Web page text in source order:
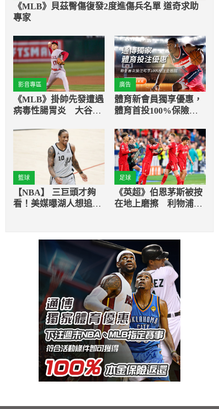
《MLB》貝茲臀傷復發2度進傷兵名單 道奇求助
專家
影音專區
《MLB》掛帥先發遭遇
病毒性腸胃炎 大谷翔
廣告
體育新會員獨享優惠，
體育首投100%保險返
籃球
【NBA】 三巨頭才夠
看！美媒曝湖人想追求
足球
《英超》伯恩茅斯被按
在地上磨擦 利物浦一